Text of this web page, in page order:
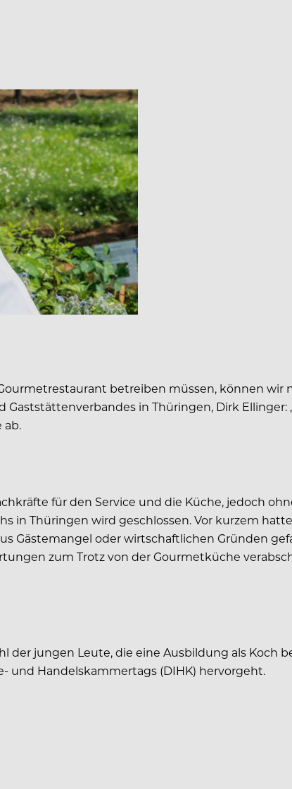
betreiben müssen, können wir
in Thüringen, Dirk Ellinger:
ab.
für den Service und die Küche, jedoch
in Thüringen wird geschlossen. Vor kurzem
Gästemangel oder wirtschaftlichen Gründen
zum Trotz von der Gourmetküche
jungen Leute, die eine Ausbildung als Koch
und Handelskammertags (DIHK) hervorgeht.